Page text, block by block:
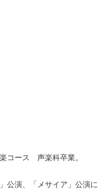
コース 声楽科卒業。
公演、「メサイア」公演に